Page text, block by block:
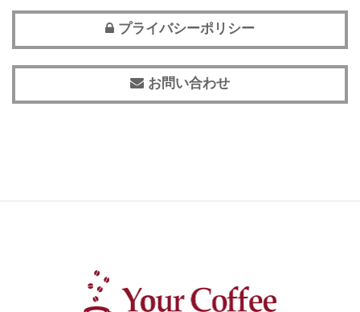
プライバシーポリシー
お問い合わせ